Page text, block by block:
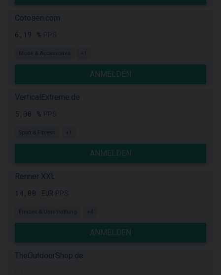
Cotosen.com
6,19 %
Mode & Accessoires +1
ANMELDEN
VerticalExtreme.de
5,00 %
Sport & Fitness +1
ANMELDEN
Renner XXL
14,00 EUR
Freizeit & Unterhaltung +4
ANMELDEN
TheOutdoorShop.de